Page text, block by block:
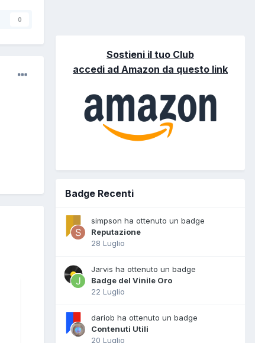
0
Sostieni il tuo Club
accedi ad Amazon da questo link
Badge Recenti
simpson ha ottenuto un badge
Reputazione
28 Luglio
Jarvis ha ottenuto un badge
Badge del Vinile Oro
22 Luglio
dariob ha ottenuto un badge
Contenuti Utili
20 Luglio